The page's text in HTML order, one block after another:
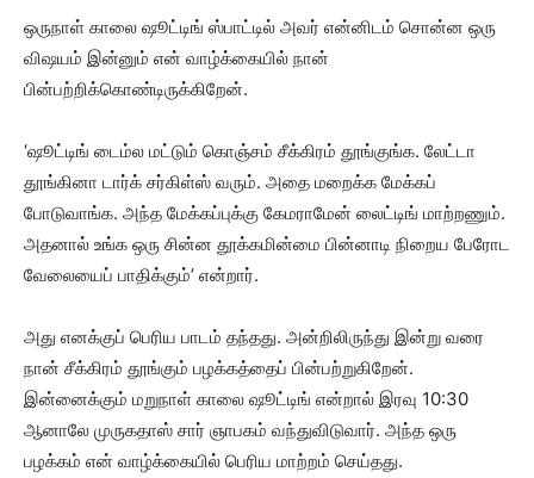
ஒருநாள் காலை ஷூட்டிங் ஸ்பாட்டில் அவர் என்னிடம் சொன்ன ஒரு
விஷயம் இன்னும் என் வாழ்க்கையில் நான்
பின்பற்றிக்கொண்டிருக்கிறேன்.
‘ஷூட்டிங் டைம்ல மட்டும் கொஞ்சம் சீக்கிரம் தூங்குங்க. லேட்டா
தூங்கினா டார்க் சர்கிள்ஸ் வரும். அதை மறைக்க மேக்கப்
போடுவாங்க. அந்த மேக்கப்புக்கு கேமராமேன் லைட்டிங் மாற்றணும்.
அதனால் உங்க ஒரு சின்ன தூக்கமின்மை பின்னாடி நிறைய பேரோட
வேலையைப் பாதிக்கும்’ என்றார்.
அது எனக்குப் பெரிய பாடம் தந்தது. அன்றிலிருந்து இன்று வரை
நான் சீக்கிரம் தூங்கும் பழக்கத்தைப் பின்பற்றுகிறேன்.
இன்னைக்கும் மறுநாள் காலை ஷூட்டிங் என்றால் இரவு 10:30
ஆனாலே முருகதாஸ் சார் ஞாபகம் வந்துவிடுவார். அந்த ஒரு
பழக்கம் என் வாழ்க்கையில் பெரிய மாற்றம் செய்தது.